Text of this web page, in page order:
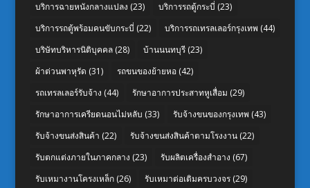
บริการฉายหนังกลางแปลง (23) บริการรถตู้กระบี่ (23)
บริการรถตู้พร้อมคนขับกระบี่ (22) บริการรถเทรลเลอร์กรุงเทพ (44)
บริษัทบริหารนิติบุคคล(28) บ้านนนทบุรี(23)
ผ้าต่วนพาหุรัด (31) รถขนของย้ายหอ(42)
รถเทรลเลอร์รับจ้าง (44) รักษาอาการประสาทหูเสื่อม (29)
รักษาอาการเครียดนอนไม่หลับ (33) รับจ้างขนของกรุงเทพ (43)
รับจ้างขนส่งสินค้า (22) รับจ้างขนส่งสินค้าตามโรงงาน(22)
รับตกแต่งภายในภาคกลาง (23) รับผลิตเครื่องสำอาง (67)
รับเหมางานโครงเหล็ก(26) รับเหมาต่อเติมครบวงจร(29)